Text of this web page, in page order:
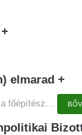
+
elmarad +
főépítész…